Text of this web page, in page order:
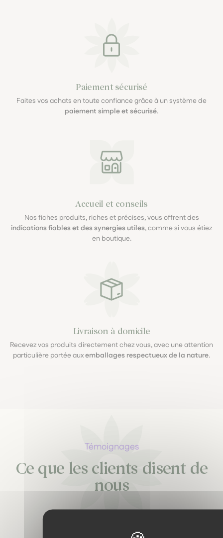
Paiement sécurisé
Faites vos achats en toute confiance grâce à un système de
paiement simple et sécurisé.
Accueil et conseils
Nos fiches produits, riches et précises, vous offrent des
indications fiables et des synergies utiles, comme si vous étiez
en boutique.
Livraison à domicile
Recevez vos produits directement chez vous, avec une attention
particulière portée auxemballages respectueux de la nature.
Témoignages
Ce que les clients disent de
nous